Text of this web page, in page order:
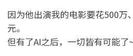
因为他出演我的电影要花500万
元。
但有了AI之后，一切皆有可能了~